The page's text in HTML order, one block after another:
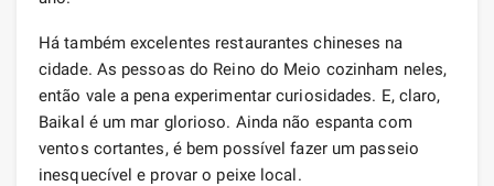
Há também excelentes restaurantes chineses na
cidade. As pessoas do Reino do Meio cozinham neles,
então vale a pena experimentar curiosidades. E, claro,
Baikal é um mar glorioso. Ainda não espanta com
ventos cortantes, é bem possível fazer um passeio
inesquecível e provar o peixe local.